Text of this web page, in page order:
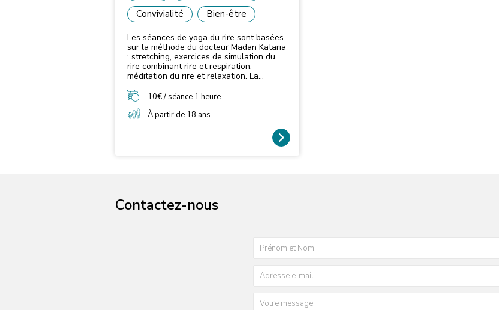
Convivialité
Bien-être
Les séances de yoga du rire sont basées
sur la méthode du docteur Madan Kataria
: stretching, exercices de simulation du
rire combinant rire et respiration,
méditation du rire et relaxation. La
toute personne qui souhaite cultiver sa
bonne humeur et sa joie de vivre. Les
ateliers de yoga du rire sont conduits par
Corinne Cosseron et l’Ecole du Dr.Madan
10€ / séance 1 heure
À partir de 18 ans
Contactez-nous